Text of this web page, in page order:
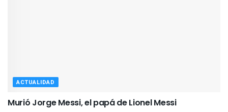
ACTUALIDAD
Murió Jorge Messi, el papá de Lionel Messi